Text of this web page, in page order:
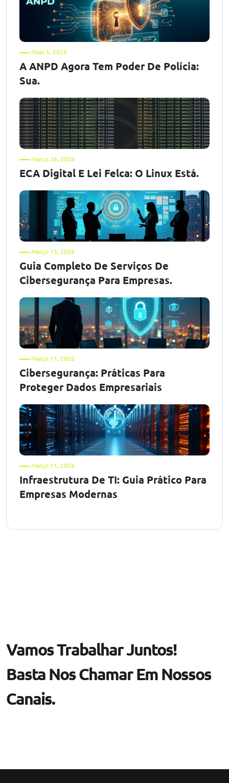
Maio 5, 2026
A ANPD Agora Tem Poder De Polícia:
Sua.
Março 26, 2026
ECA Digital E Lei Felca: O Linux Está.
Março 13, 2026
Guia Completo De Serviços De
Cibersegurança Para Empresas.
Março 11, 2026
Cibersegurança: Práticas Para
Proteger Dados Empresariais
Março 11, 2026
Infraestrutura De TI: Guia Prático Para
Empresas Modernas
Vamos Trabalhar Juntos!
Basta Nos Chamar Em Nossos
Canais.